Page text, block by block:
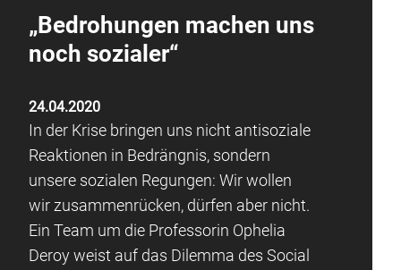
„Bedrohungen machen uns
noch sozialer“
24.04.2020
In der Krise bringen uns nicht antisoziale
Reaktionen in Bedrängnis, sondern
unsere sozialen Regungen: Wir wollen
wir zusammenrücken, dürfen aber nicht.
Ein Team um die Professorin Ophelia
Deroy weist auf das Dilemma des Social